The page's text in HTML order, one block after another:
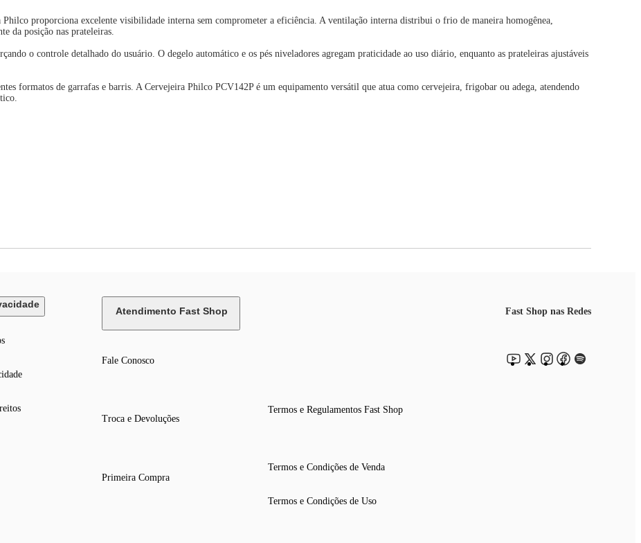
proporciona excelente visibilidade interna sem comprometer a eficiência. A ventilação interna distribui o frio de maneira homogênea,
da posição nas prateleiras.
o controle detalhado do usuário. O degelo automático e os pés niveladores agregam praticidade ao uso diário, enquanto as prateleiras ajustáveis
formatos de garrafas e barris. A Cervejeira Philco PCV142P é um equipamento versátil que atua como cervejeira, frigobar ou adega, atendendo
Atendimento Fast Shop
Fale Conosco
Troca e Devoluções
Primeira Compra
Termos e Regulamentos Fast Shop
Termos e Condições de Venda
Termos e Condições de Uso
Fast Shop nas Redes